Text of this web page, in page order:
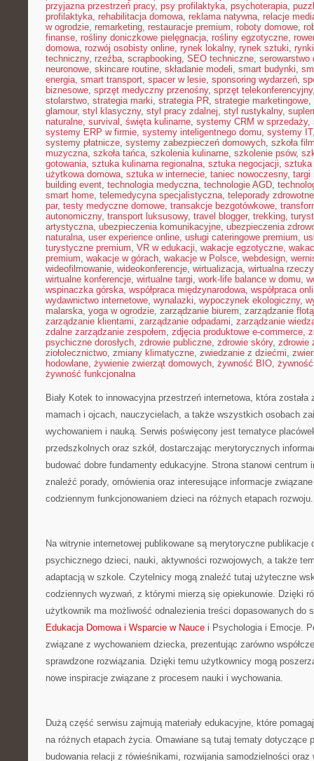
przyjazna przestrzeń pracy, psy profilaktyka, psychoterapia,
profilaktyka, rehabilitacja domowa, reklama natywna, relacje
w ogrodzie, remarketing, restauracje premium, roboty domowe,
finanse, rośliny doniczkowe pielęgnacja, rośliny egzotyczne,
domowa, rozwój osobisty online, rynek lokalny, rynek sztuki,
techniczny, rzeźba, scrapbooking, SEO techniczne, serowarstwo
neuronowe, skincare routine, składanie modeli, smart budynki,
energia, smart transport, spacer w lesie, sponsoring wydarzeń,
biznesowe, sprzęt medyczny przenośny, sprzęt telekonferencyjny
stolarstwo, strategia marki, strategia PR, strategie marketingowe,
glamour, styl klasyczny, styl pracy zdalnej, styl rustykalny,
naturalne, survival , święta kulinarne, systemy CRM w sprzedaży,
systemy ERP w firmie, systemy inteligentnego domu, systemy IT
systemy płatnicze, systemy zabezpieczeń domowych, szkoła
muzyczna, szkoła tańca, szkolenia kulinarne, szkolenie psów,
gotowania, sztuka kulinarna regionalna, sztuka negocjacji, sztuka
użytkowa domowa, sztuka w internecie, taniec nowoczesny, targi
building event, technologia medyczna, technologie AGD,
smart home, telemedycyna specjalistyczna, teleporady zdrowotne
par, testy medyczne domowe, transakcje bezgotówkowe,
autonomiczny, transport luksusowy, travel blogger, trekking,
artystyczna, ubezpieczenia komunikacyjne, ubezpieczenia
naturalna, user experience online, usługi cateringowe premium,
turystyczne premium, VR w edukacji, wakacje egzotyczne,
premium, wakacje w górach, wakacje w Polsce, webdesign,
wideofilmowanie, wideokonferencje, wirtualizacja, wirtualna
wirtualne konferencje, wirtualne targi, work-life balance w domu,
wspinaczka górska, współpraca międzynarodowa, współpraca
wydawnictwo internetowe, wynalazki, wypoczynek ekologiczny,
malarska, yoga w ogrodzie, zarządzanie biurem, zarządzanie flotą
zarządzanie klientami, zarządzanie odpadami, zarządzanie
zdalne zarządzanie zespołem, zdjęcia produktowe e-commerce,
psychiczne dorosłych, zdrowie publiczne, zdrowie skóry, zdrowie
ziołolecznictwo, zmiany klimatyczne, zwiedzanie z dziećmi,
hodowlane, żywienie zwierząt domowych, żywność BIO,
żywność funkcjonalna
Biały Kotek to innowacyjna przestrzeń internetowa, która
mamach i ojcach, nauczycielach, a także wszystkich osobach
wychowaniem i nauką. Serwis poświęcony jest tematyce
przedszkolnych oraz szkół, dostarczając merytorycznych
budować dobre fundamenty edukacyjne. Strona stanowi centrum
znaleźć porady, omówienia oraz interesujące informacje
codziennym funkcjonowaniem dzieci na różnych etapach rozwoju.
Na witrynie internetowej publikowane są merytoryczne publikacje
psychicznego dzieci, nauki, aktywności rozwojowych, a także
adaptacją w szkole. Czytelnicy mogą znaleźć tutaj użyteczne
codziennych wyzwań, z którymi mierzą się opiekunowie. Dzięki
użytkownik ma możliwość odnalezienia treści dopasowanych do
Edukacja Domowa i Wsparcie w Nauce i Psychologia i Emocje.
związane z wychowaniem dziecka, prezentując zarówno
sprawdzone rozwiązania. Dzięki temu użytkownicy mogą
nowe inspiracje związane z procesem nauki i wychowania.
Dużą część serwisu zajmują materiały edukacyjne, które
na różnych etapach życia. Omawiane są tutaj tematy dotyczące
budowania relacji z rówieśnikami, rozwijania samodzielności